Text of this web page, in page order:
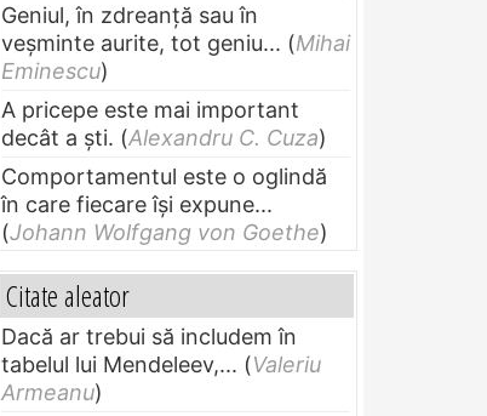
Geniul, în zdreanţă sau în
veşminte aurite, tot geniu... (Mihai
Eminescu)
A pricepe este mai important
decât a ști. (Alexandru C. Cuza)
Comportamentul este o oglindă
în care fiecare își expune...
(Johann Wolfgang von Goethe)
Citate aleator
Dacă ar trebui să includem în
tabelul lui Mendeleev,... (Valeriu
Armeanu)